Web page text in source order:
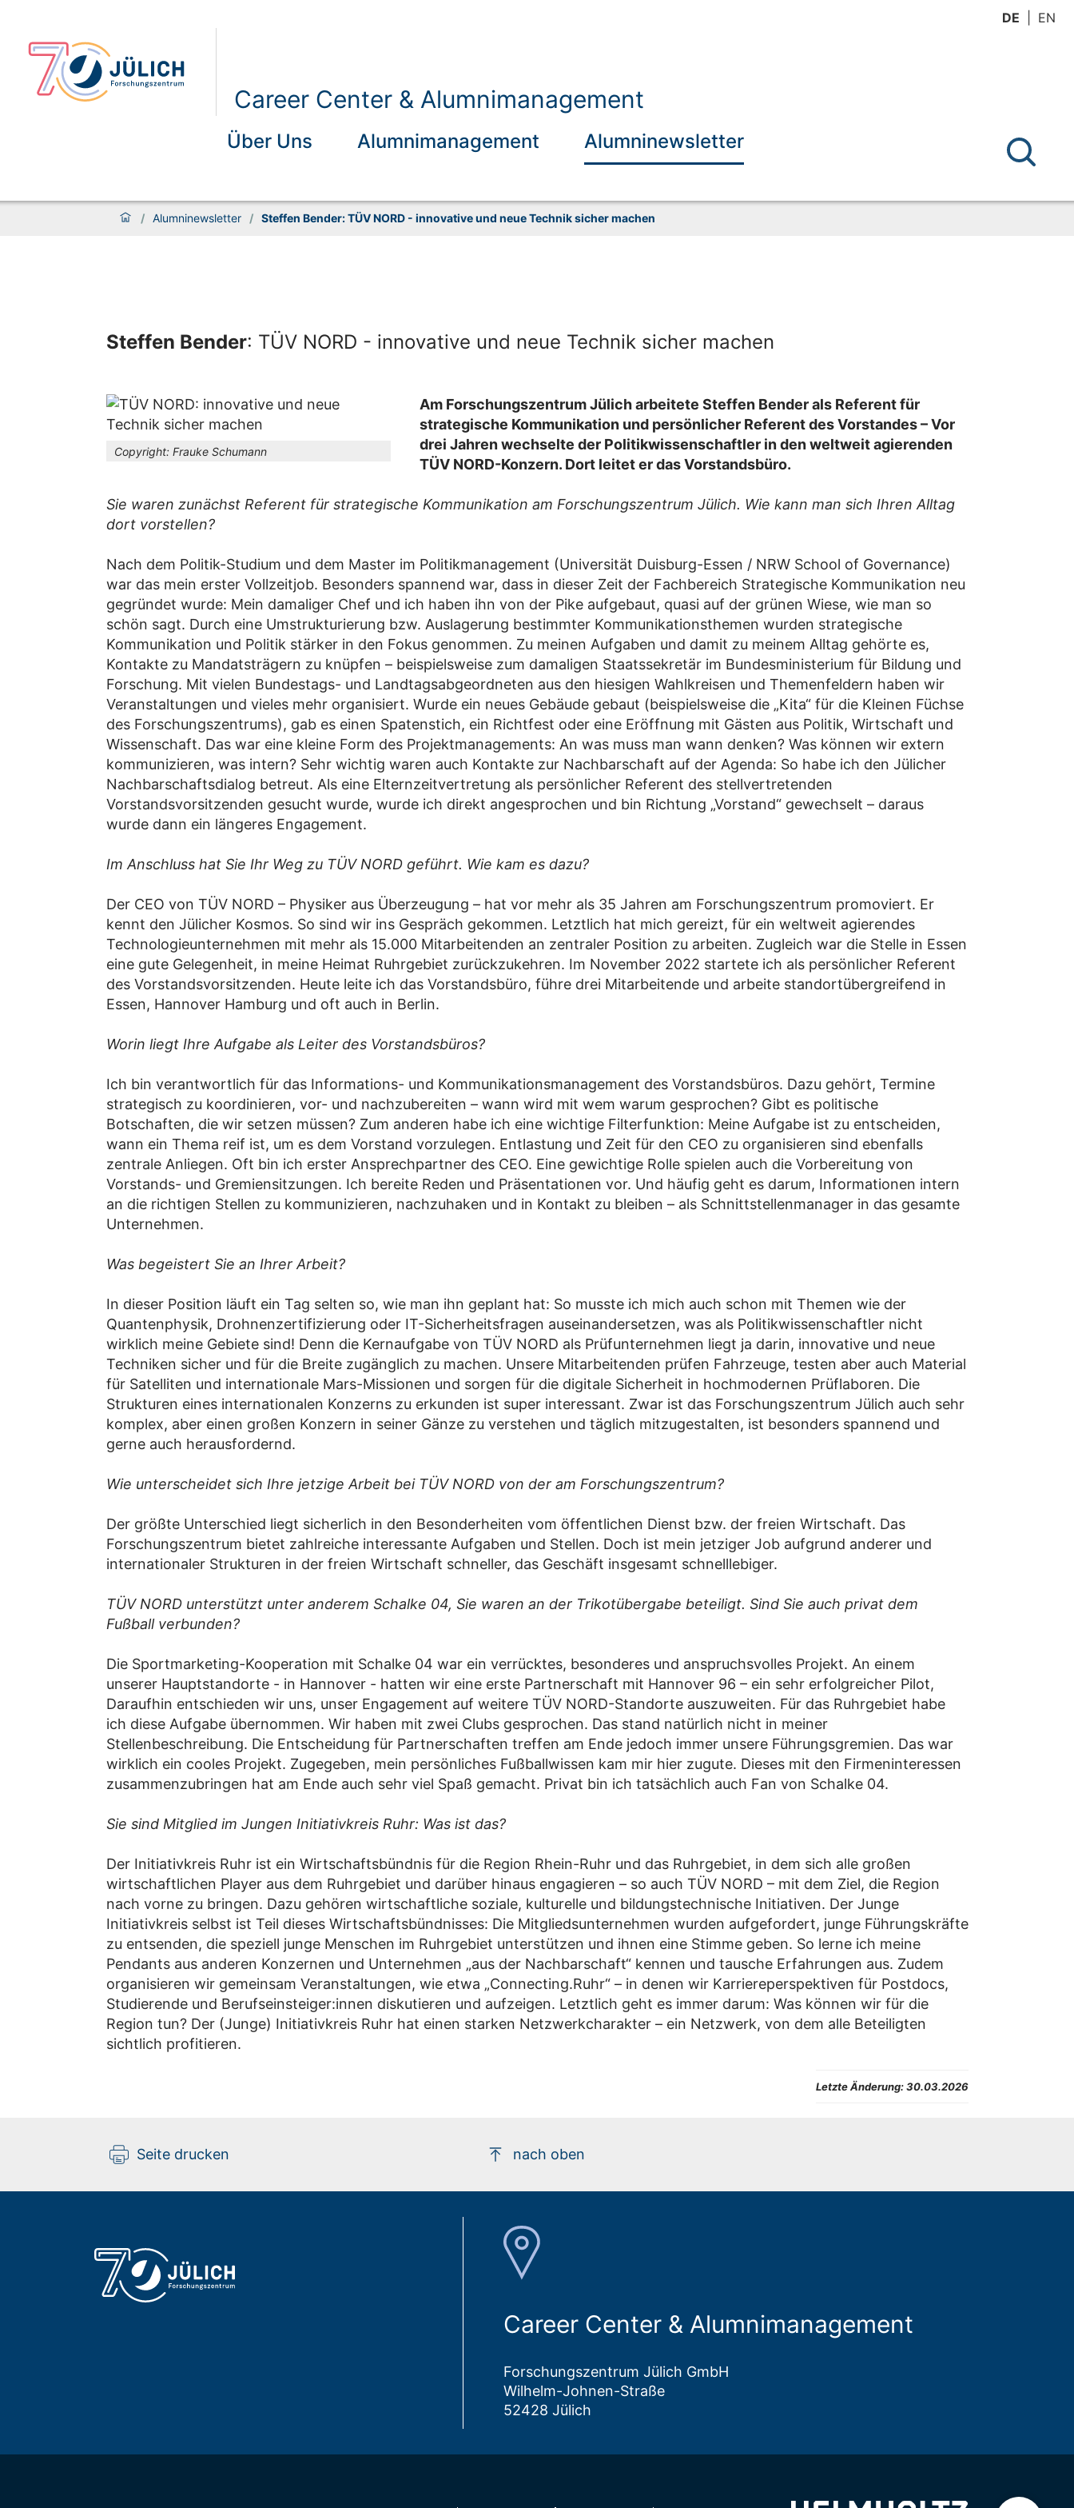
DE EN
Career Center & Alumnimanagement
Über Uns Alumnimanagement Alumninewsletter
/ Alumninewsletter / Steffen Bender: TÜV NORD - innovative und neue Technik sicher machen
Steffen Bender: TÜV NORD - innovative und neue Technik sicher machen
Copyright: Frauke Schumann
Am Forschungszentrum Jülich arbeitete Steffen Bender als Referent für
strategische Kommunikation und persönlicher Referent des Vorstandes – Vor
drei Jahren wechselte der Politikwissenschaftler in den weltweit agierenden
TÜV NORD-Konzern. Dort leitet er das Vorstandsbüro.
Sie waren zunächst Referent für strategische Kommunikation am Forschungszentrum Jülich. Wie kann man sich Ihren Alltag
dort vorstellen?
Nach dem Politik-Studium und dem Master im Politikmanagement (Universität Duisburg-Essen / NRW School of Governance)
war das mein erster Vollzeitjob. Besonders spannend war, dass in dieser Zeit der Fachbereich Strategische Kommunikation neu
gegründet wurde: Mein damaliger Chef und ich haben ihn von der Pike aufgebaut, quasi auf der grünen Wiese, wie man so
schön sagt. Durch eine Umstrukturierung bzw. Auslagerung bestimmter Kommunikationsthemen wurden strategische
Kommunikation und Politik stärker in den Fokus genommen. Zu meinen Aufgaben und damit zu meinem Alltag gehörte es,
Kontakte zu Mandatsträgern zu knüpfen – beispielsweise zum damaligen Staatssekretär im Bundesministerium für Bildung und
Forschung. Mit vielen Bundestags- und Landtagsabgeordneten aus den hiesigen Wahlkreisen und Themenfeldern haben wir
Veranstaltungen und vieles mehr organisiert. Wurde ein neues Gebäude gebaut (beispielsweise die „Kita“ für die Kleinen Füchse
des Forschungszentrums), gab es einen Spatenstich, ein Richtfest oder eine Eröffnung mit Gästen aus Politik, Wirtschaft und
Wissenschaft. Das war eine kleine Form des Projektmanagements: An was muss man wann denken? Was können wir extern
kommunizieren, was intern? Sehr wichtig waren auch Kontakte zur Nachbarschaft auf der Agenda: So habe ich den Jülicher
Nachbarschaftsdialog betreut. Als eine Elternzeitvertretung als persönlicher Referent des stellvertretenden
Vorstandsvorsitzenden gesucht wurde, wurde ich direkt angesprochen und bin Richtung „Vorstand“ gewechselt – daraus
wurde dann ein längeres Engagement.
Im Anschluss hat Sie Ihr Weg zu TÜV NORD geführt. Wie kam es dazu?
Der CEO von TÜV NORD – Physiker aus Überzeugung – hat vor mehr als 35 Jahren am Forschungszentrum promoviert. Er
kennt den Jülicher Kosmos. So sind wir ins Gespräch gekommen. Letztlich hat mich gereizt, für ein weltweit agierendes
Technologieunternehmen mit mehr als 15.000 Mitarbeitenden an zentraler Position zu arbeiten. Zugleich war die Stelle in Essen
eine gute Gelegenheit, in meine Heimat Ruhrgebiet zurückzukehren. Im November 2022 startete ich als persönlicher Referent
des Vorstandsvorsitzenden. Heute leite ich das Vorstandsbüro, führe drei Mitarbeitende und arbeite standortübergreifend in
Essen, Hannover Hamburg und oft auch in Berlin.
Worin liegt Ihre Aufgabe als Leiter des Vorstandsbüros?
Ich bin verantwortlich für das Informations- und Kommunikationsmanagement des Vorstandsbüros. Dazu gehört, Termine
strategisch zu koordinieren, vor- und nachzubereiten – wann wird mit wem warum gesprochen? Gibt es politische
Botschaften, die wir setzen müssen? Zum anderen habe ich eine wichtige Filterfunktion: Meine Aufgabe ist zu entscheiden,
wann ein Thema reif ist, um es dem Vorstand vorzulegen. Entlastung und Zeit für den CEO zu organisieren sind ebenfalls
zentrale Anliegen. Oft bin ich erster Ansprechpartner des CEO. Eine gewichtige Rolle spielen auch die Vorbereitung von
Vorstands- und Gremiensitzungen. Ich bereite Reden und Präsentationen vor. Und häufig geht es darum, Informationen intern
an die richtigen Stellen zu kommunizieren, nachzuhaken und in Kontakt zu bleiben – als Schnittstellenmanager in das gesamte
Unternehmen.
Was begeistert Sie an Ihrer Arbeit?
In dieser Position läuft ein Tag selten so, wie man ihn geplant hat: So musste ich mich auch schon mit Themen wie der
Quantenphysik, Drohnenzertifizierung oder IT-Sicherheitsfragen auseinandersetzen, was als Politikwissenschaftler nicht
wirklich meine Gebiete sind! Denn die Kernaufgabe von TÜV NORD als Prüfunternehmen liegt ja darin, innovative und neue
Techniken sicher und für die Breite zugänglich zu machen. Unsere Mitarbeitenden prüfen Fahrzeuge, testen aber auch Material
für Satelliten und internationale Mars-Missionen und sorgen für die digitale Sicherheit in hochmodernen Prüflaboren. Die
Strukturen eines internationalen Konzerns zu erkunden ist super interessant. Zwar ist das Forschungszentrum Jülich auch sehr
komplex, aber einen großen Konzern in seiner Gänze zu verstehen und täglich mitzugestalten, ist besonders spannend und
gerne auch herausfordernd.
Wie unterscheidet sich Ihre jetzige Arbeit bei TÜV NORD von der am Forschungszentrum?
Der größte Unterschied liegt sicherlich in den Besonderheiten vom öffentlichen Dienst bzw. der freien Wirtschaft. Das
Forschungszentrum bietet zahlreiche interessante Aufgaben und Stellen. Doch ist mein jetziger Job aufgrund anderer und
internationaler Strukturen in der freien Wirtschaft schneller, das Geschäft insgesamt schnelllebiger.
TÜV NORD unterstützt unter anderem Schalke 04, Sie waren an der Trikotübergabe beteiligt. Sind Sie auch privat dem
Fußball verbunden?
Die Sportmarketing-Kooperation mit Schalke 04 war ein verrücktes, besonderes und anspruchsvolles Projekt. An einem
unserer Hauptstandorte - in Hannover - hatten wir eine erste Partnerschaft mit Hannover 96 – ein sehr erfolgreicher Pilot,
Daraufhin entschieden wir uns, unser Engagement auf weitere TÜV NORD-Standorte auszuweiten. Für das Ruhrgebiet habe
ich diese Aufgabe übernommen. Wir haben mit zwei Clubs gesprochen. Das stand natürlich nicht in meiner
Stellenbeschreibung. Die Entscheidung für Partnerschaften treffen am Ende jedoch immer unsere Führungsgremien. Das war
wirklich ein cooles Projekt. Zugegeben, mein persönliches Fußballwissen kam mir hier zugute. Dieses mit den Firmeninteressen
zusammenzubringen hat am Ende auch sehr viel Spaß gemacht. Privat bin ich tatsächlich auch Fan von Schalke 04.
Sie sind Mitglied im Jungen Initiativkreis Ruhr: Was ist das?
Der Initiativkreis Ruhr ist ein Wirtschaftsbündnis für die Region Rhein-Ruhr und das Ruhrgebiet, in dem sich alle großen
wirtschaftlichen Player aus dem Ruhrgebiet und darüber hinaus engagieren – so auch TÜV NORD – mit dem Ziel, die Region
nach vorne zu bringen. Dazu gehören wirtschaftliche soziale, kulturelle und bildungstechnische Initiativen. Der Junge
Initiativkreis selbst ist Teil dieses Wirtschaftsbündnisses: Die Mitgliedsunternehmen wurden aufgefordert, junge Führungskräfte
zu entsenden, die speziell junge Menschen im Ruhrgebiet unterstützen und ihnen eine Stimme geben. So lerne ich meine
Pendants aus anderen Konzernen und Unternehmen „aus der Nachbarschaft“ kennen und tausche Erfahrungen aus. Zudem
organisieren wir gemeinsam Veranstaltungen, wie etwa „Connecting.Ruhr“ – in denen wir Karriereperspektiven für Postdocs,
Studierende und Berufseinsteiger:innen diskutieren und aufzeigen. Letztlich geht es immer darum: Was können wir für die
Region tun? Der (Junge) Initiativkreis Ruhr hat einen starken Netzwerkcharakter – ein Netzwerk, von dem alle Beteiligten
sichtlich profitieren.
Letzte Änderung: 30.03.2026
Seite drucken nach oben
Career Center & Alumnimanagement
Forschungszentrum Jülich GmbH
Wilhelm-Johnen-Straße
52428 Jülich